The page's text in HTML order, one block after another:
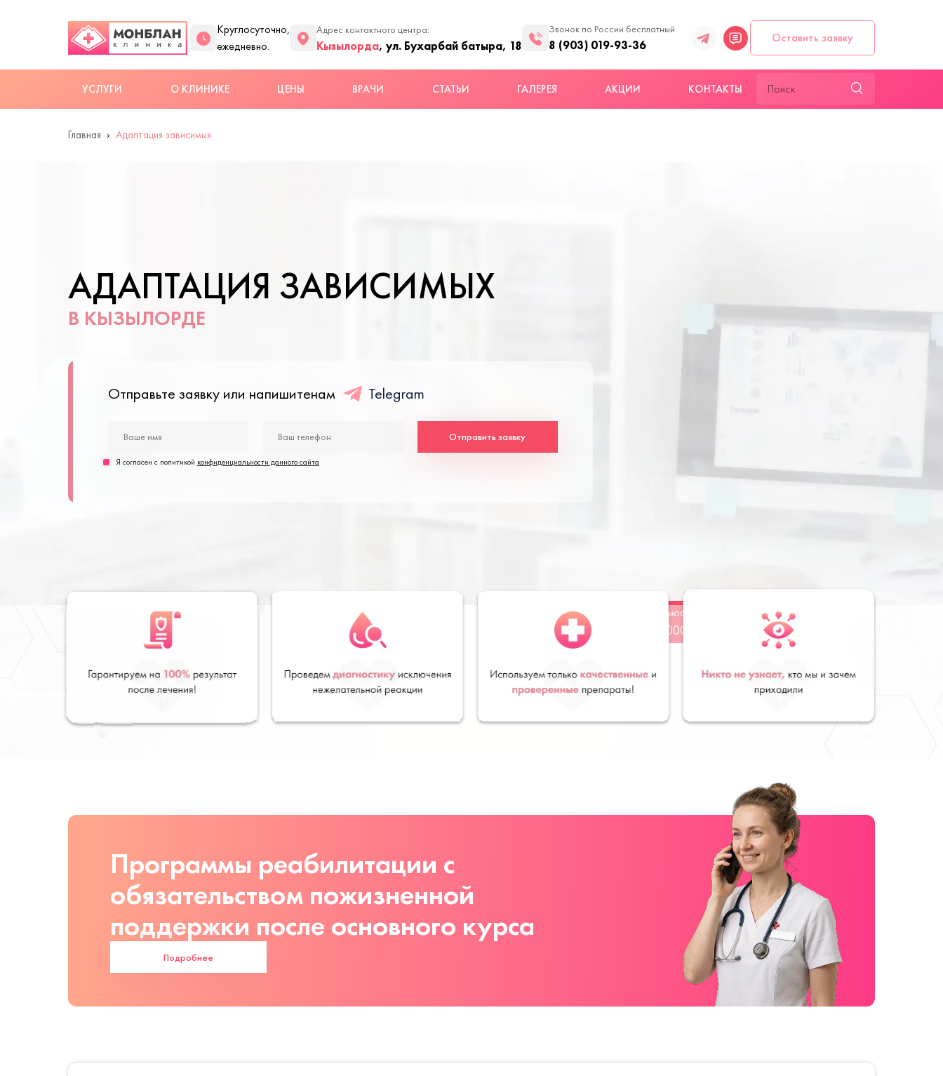
Круглосуточно,
ежедневно.
Адрес контактного центра:
Кызылорда, ул. Бухарбай батыра, 18
Звонок по России бесплатный
8 (903) 019-93-36
Оставить заявку
УСЛУГИ О КЛИНИКЕ ЦЕНЫ ВРАЧИ СТАТЬИ ГАЛЕРЕЯ АКЦИИ КОНТАКТЫ
Главная Адаптация зависимых
АДАПТАЦИЯ ЗАВИСИМЫХ
В КЫЗЫЛОРДЕ
Отправьте заявку или напишитенам Telegram
Отправить заявку
Я согласен с политикой конфиденциальности данного сайта
Стоимость
от 5000 руб
Заказать
Программы реабилитации с
обязательством пожизненной
поддержки после основного курса
Подробнее